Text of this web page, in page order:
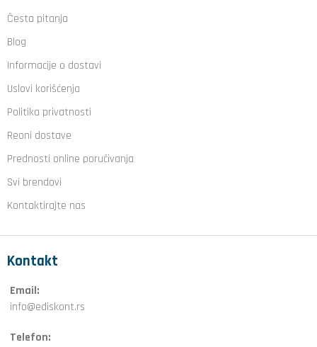
Česta pitanja
Blog
Informacije o dostavi
Uslovi korišćenja
Politika privatnosti
Reoni dostave
Prednosti online poručivanja
Svi brendovi
Kontaktirajte nas
Kontakt
Email:
info@ediskont.rs
Telefon: